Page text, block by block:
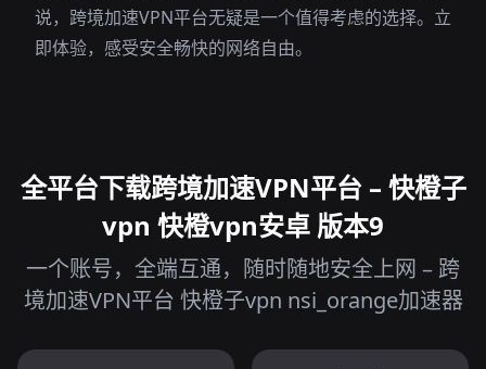
说，跨境加速VPN平台无疑是一个值得考虑的选择。立
即体验，感受安全畅快的网络自由。
全平台下载跨境加速VPN平台 – 快橙子
vpn 快橙vpn安卓 版本9
一个账号，全端互通，随时随地安全上网 – 跨
境加速VPN平台 快橙子vpn nsi_orange加速器